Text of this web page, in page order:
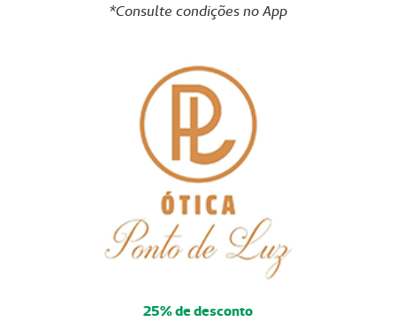
*Consulte condições no App
25% de desconto